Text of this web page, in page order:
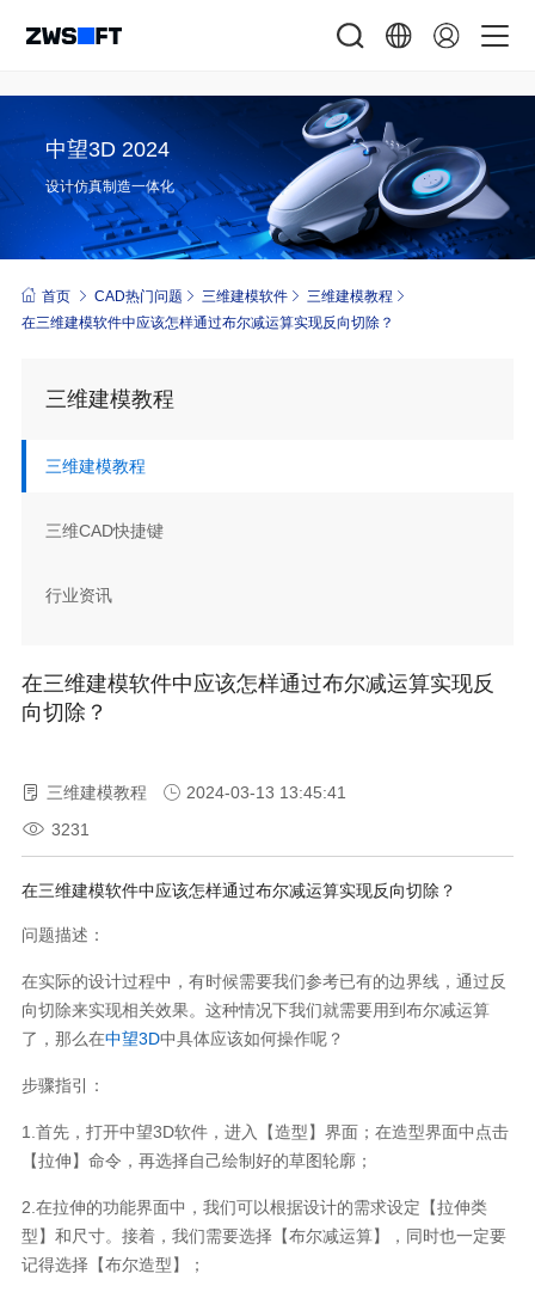
中望3D 2024
设计仿真制造一体化
首页 CAD热门问题 三维建模软件
三维建模教程
在三维建模软件中应该怎样通过布尔减运算实现反向切除？
三维建模教程
三维建模教程
三维CAD快捷键
行业资讯
在三维建模软件中应该怎样通过布尔减运算实现反
向切除？
三维建模教程
2024-03-13 13:45:41
3231
在三维建模软件中应该怎样通过布尔减运算实现反向切除？
问题描述：
在实际的设计过程中，有时候需要我们参考已有的边界线，通过反
向切除来实现相关效果。这种情况下我们就需要用到布尔减运算
了，那么在中望3D中具体应该如何操作呢？
步骤指引：
1.首先，打开中望3D软件，进入【造型】界面；在造型界面中点击
【拉伸】命令，再选择自己绘制好的草图轮廓；
2.在拉伸的功能界面中，我们可以根据设计的需求设定【拉伸类
型】和尺寸。接着，我们需要选择【布尔减运算】，同时也一定要
记得选择【布尔造型】；